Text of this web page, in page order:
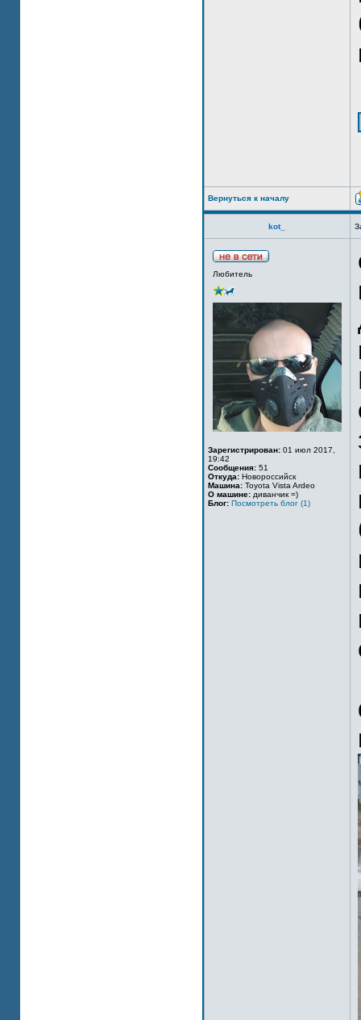
Вернуться к началу
kot_
Любитель
Зарегистрирован: 01 июл 2017,
19:42
Сообщения: 51
Откуда: Новороссийск
Машина: Toyota Vista Ardeo
О машине: диванчик =)
Блог: Посмотреть блог (1)